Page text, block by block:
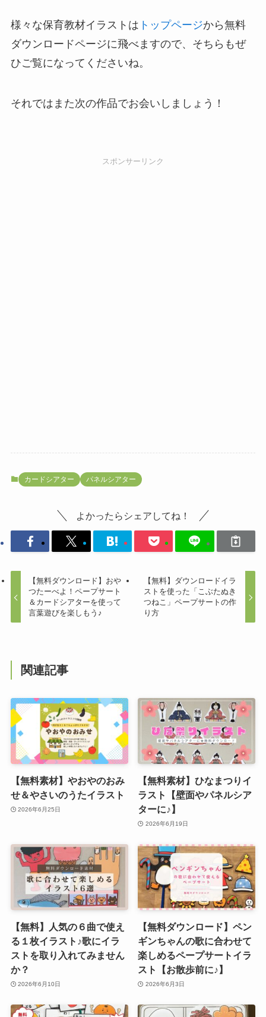
様々な保育教材イラストは トップページから無料
ダウンロードページに飛べますので、そちらもぜ
ひご覧になってくださいね。
それではまた次の作品でお会いしましょう！
スポンサーリンク
カードシアター パネルシアター
よかったらシェアしてね！
【無料ダウンロード】おや
つたーべよ！ペープサート
＆カードシアターを使って
言葉遊びを楽しもう♪
【無料】ダウンロードイラ
ストを使った「こぶたぬき
つねこ」ペープサートの作
り方
関連記事
【無料素材】やおやのおみ
せ＆やさいのうたイラスト
2026年6月25日
【無料素材】ひなまつりイ
ラスト【壁面やパネルシア
ターに♪】
2026年6月19日
【無料】人気の６曲で使え
る１枚イラスト♪歌にイラ
ストを取り入れてみません
か？
2026年6月10日
【無料ダウンロード】ペン
ギンちゃんの歌に合わせて
楽しめるペープサートイラ
スト【お散歩前に♪】
2026年6月3日